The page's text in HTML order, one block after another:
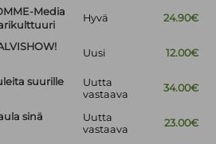
Media
Hyvä 24.90€
Uusi 12.00€
suurille
Uutta
vastaava
34.00€
sinä
Uutta
vastaava
23.00€